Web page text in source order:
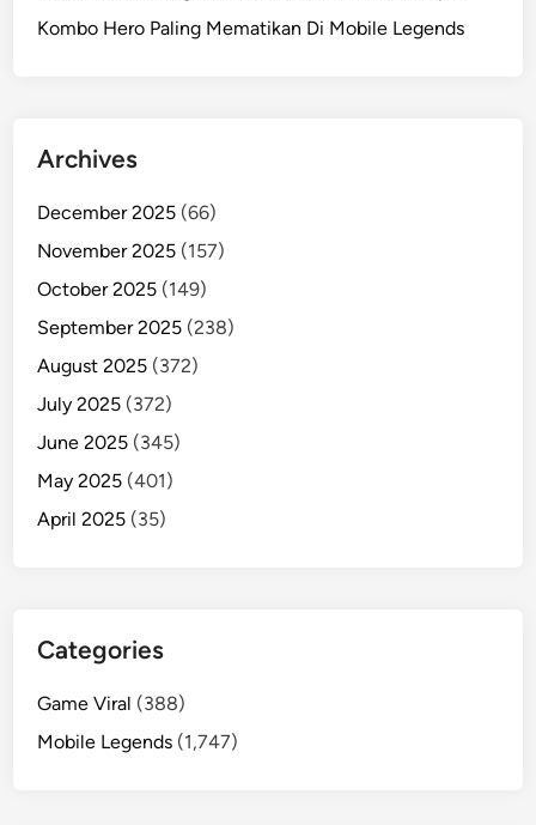
Kombo Hero Paling Mematikan Di Mobile Legends
Archives
December 2025 (66)
November 2025 (157)
October 2025 (149)
September 2025 (238)
August 2025 (372)
July 2025 (372)
June 2025 (345)
May 2025 (401)
April 2025 (35)
Categories
Game Viral (388)
Mobile Legends (1,747)